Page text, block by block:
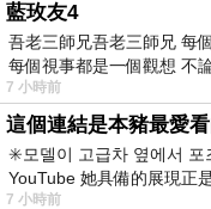
藍玫友4
吾老三師兄吾老三師兄 每
每個視事都是一個觀想 不
7 小時前
這個連結是本豬最愛
✳️모델이 고급차 옆에서
YouTube 她具備的展現正
7 小時前